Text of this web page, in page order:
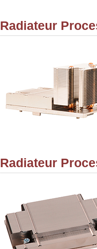
Radiateur
Radiateur